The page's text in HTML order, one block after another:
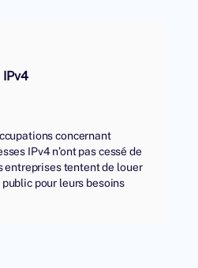
IPv4
concernant
IPv4 n’ont pas cessé de
entreprises tentent de louer
pour leurs besoins